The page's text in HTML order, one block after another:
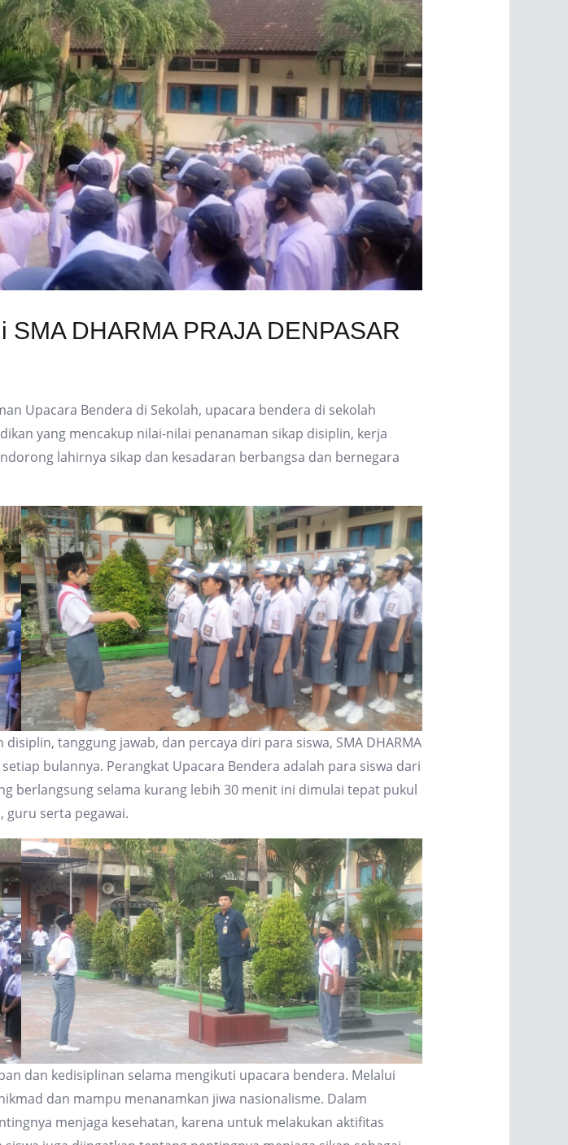
DHARMA PRAJA DENPASAR
Upacara Bendera di Sekolah, upacara bendera di sekolah
yang mencakup nilai-nilai penanaman sikap disiplin, kerja
lahirnya sikap dan kesadaran berbangsa dan bernegara
tanggung jawab, dan percaya diri para siswa, SMA DHARMA
bulannya. Perangkat Upacara Bendera adalah para siswa dari
berlangsung selama kurang lebih 30 menit ini dimulai tepat pukul
guru serta pegawai.
dan kedisiplinan selama mengikuti upacara bendera. Melalui
dan mampu menanamkan jiwa nasionalisme. Dalam
menjaga kesehatan, karena untuk melakukan aktifitas